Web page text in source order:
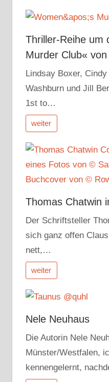
Thriller-Reihe um
Murder Club«
Lindsay Boxer,
Washburn und Jill
1st to…
weiter
Thomas Chatwin
Der Schriftsteller
sich ganz offen
nett,…
weiter
Nele Neuhaus
Die Autorin Nele
Münster/Westfalen,
kennengelernt,